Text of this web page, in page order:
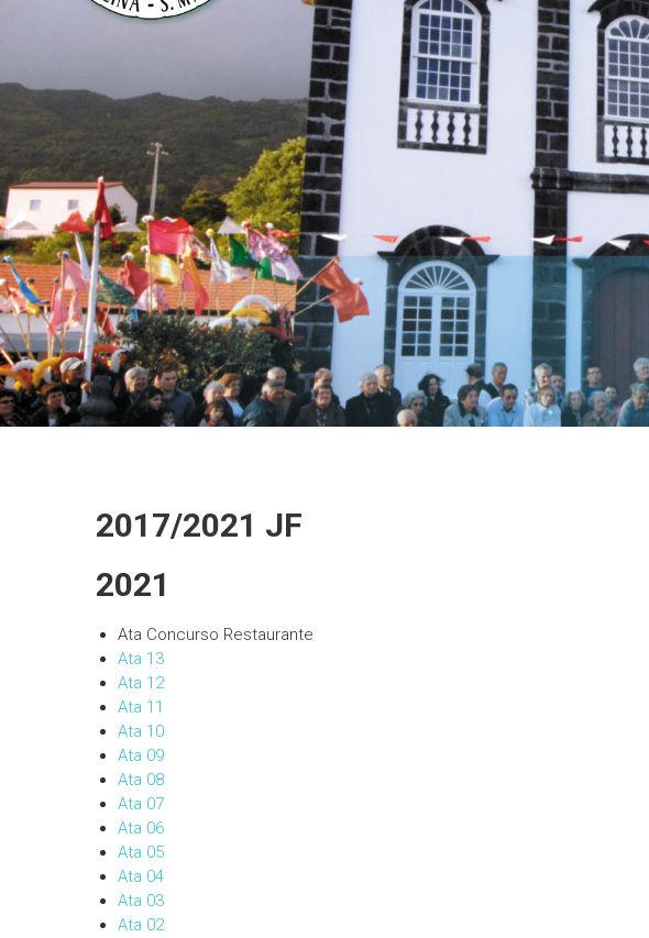
2017/2021 JF
2021
Ata Concurso Restaurante
Ata 13
Ata 12
Ata 11
Ata 10
Ata 09
Ata 08
Ata 07
Ata 06
Ata 05
Ata 04
Ata 03
Ata 02